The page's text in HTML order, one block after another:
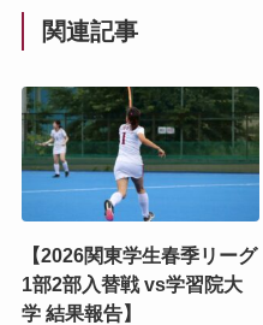
関連記事
【2026関東学生春季リーグ
1部2部入替戦 vs学習院大
学 結果報告】